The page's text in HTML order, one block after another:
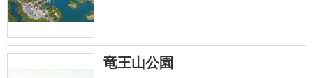
竜王山公園